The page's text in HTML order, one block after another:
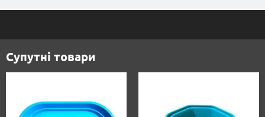
Супутні товари